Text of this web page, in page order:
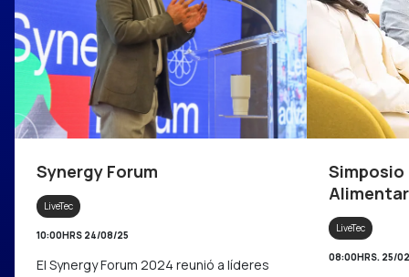
Synergy Forum
LiveTec
10:00HRS 24/08/25
El Synergy Forum 2024 reunió a líderes
LiveTec
08:00HRS. 25/